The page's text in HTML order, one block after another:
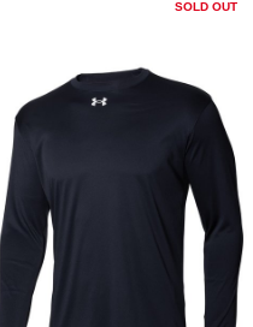
SOLD OUT